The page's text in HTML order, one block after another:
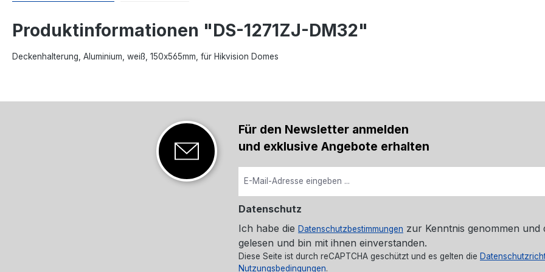
Produktinformationen "DS-1271ZJ-DM32"
Deckenhalterung, Aluminium, weiß, 150x565mm, für Hikvision Domes
Für den Newsletter anmelden
und exklusive Angebote erhalten
Datenschutz
Ich habe die Datenschutzbestimmungen zur Kenntnis genommen und
gelesen und bin mit ihnen einverstanden.
Diese Seite ist durch reCAPTCHA geschützt und es gelten die
Nutzungsbedingungen.